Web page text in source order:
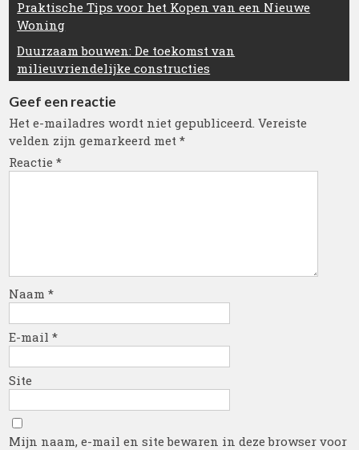
Berichtnavigatie
Praktische Tips voor het Kopen van een Nieuwe
Woning
Duurzaam bouwen: De toekomst van
milieuvriendelijke constructies
Geef een reactie
Het e-mailadres wordt niet gepubliceerd. Vereiste
velden zijn gemarkeerd met*
Reactie*
Naam*
E-mail*
Site
Mijn naam, e-mail en site bewaren in deze browser voor